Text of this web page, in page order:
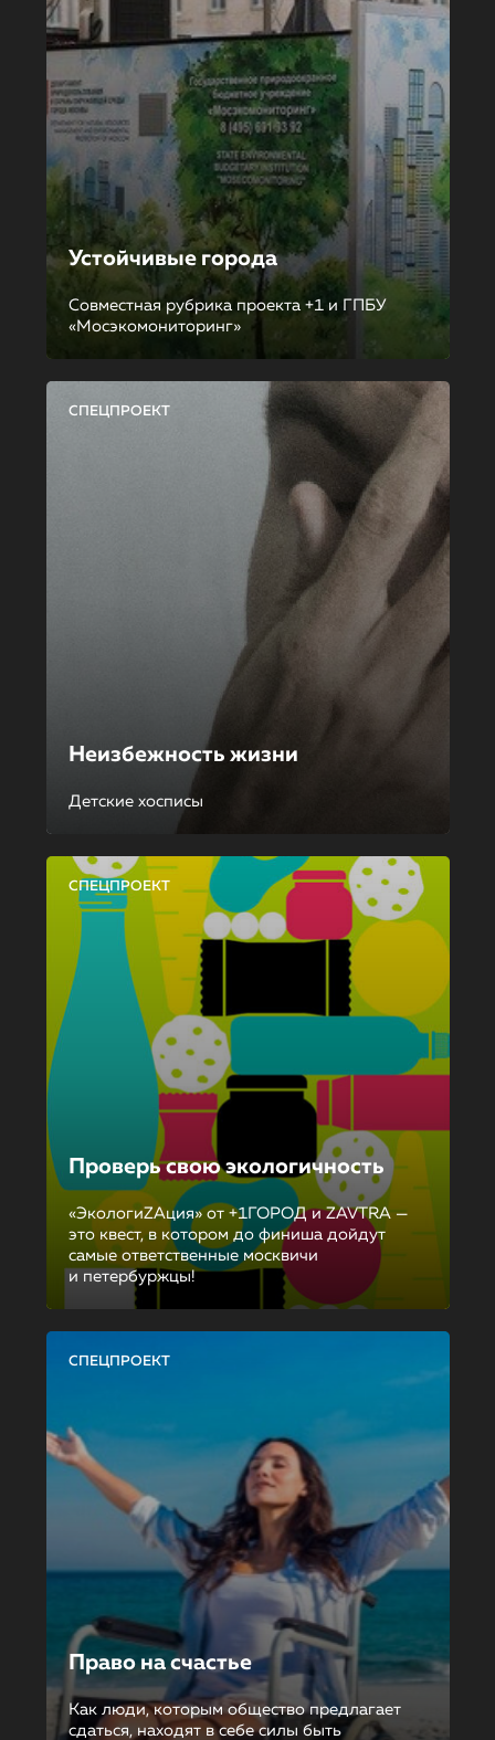
Устойчивые города
Совместная рубрика проекта +1 и ГПБУ
«Мосэкомониторинг»
СПЕЦПРОЕКТ
Неизбежность жизни
Детские хосписы
СПЕЦПРОЕКТ
Проверь свою экологичность
«ЭкологиZAция» от +1ГОРОД и ZAVTRA —
это квест, в котором до финиша дойдут
самые ответственные москвичи
и петербуржцы!
СПЕЦПРОЕКТ
Право на счастье
Как люди, которым общество предлагает
сдаться, находят в себе силы быть